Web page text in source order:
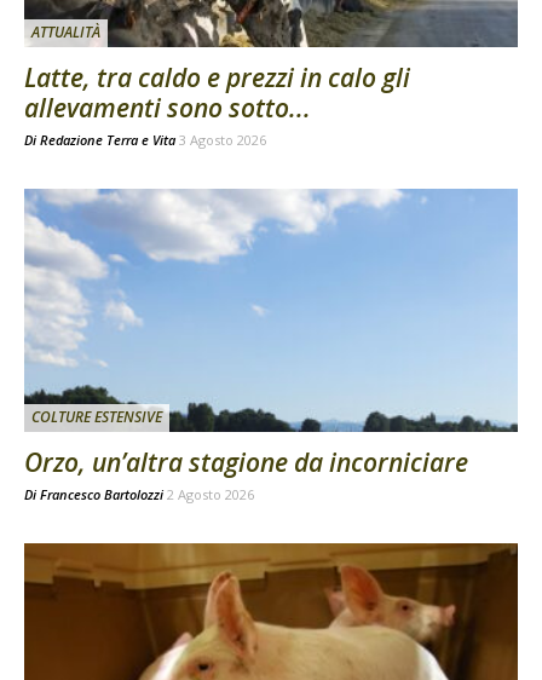
ATTUALITÀ
Latte, tra caldo e prezzi in calo gli
allevamenti sono sotto...
Di Redazione Terra e Vita 3 Agosto 2026
COLTURE ESTENSIVE
Orzo, un’altra stagione da incorniciare
Di Francesco Bartolozzi 2 Agosto 2026